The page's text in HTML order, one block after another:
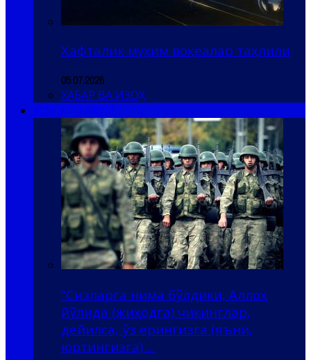
Ҳафталик муҳим воқеалар таҳлили
05.07.2026
ХАБАР ВА ИЗОҲ
“Сизларга нима бўлдики, Аллоҳ
йўлида (жиҳодга) чиқинглар,
дейилса, ўз ерингизга (яъни,
юртингизга) ...